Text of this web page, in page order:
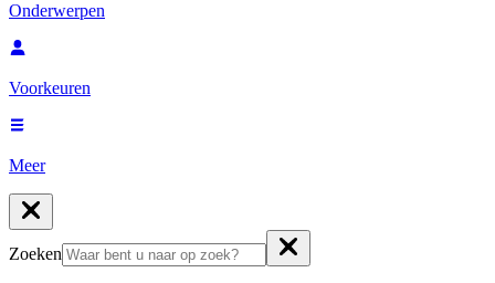
Onderwerpen
Voorkeuren
Meer
Zoeken